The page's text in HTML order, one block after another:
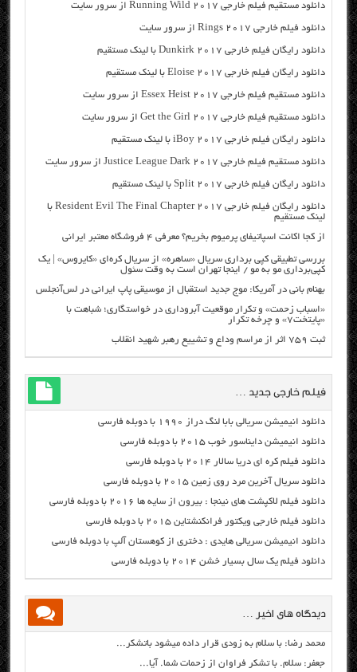
دانلود مستقیم فیلم خارجی Running Wild 2017 از سرور سایت
دانلود فیلم خارجی Rings 2017 از سرور سایت
دانلود رایگان فیلم خارجی Dunkirk 2017 با لینک مستقیم
دانلود رایگان فیلم خارجی Eloise 2017 با لینک مستقیم
دانلود مستقیم فیلم خارجی Essex Heist 2017 از سرور سایت
دانلود مستقیم فیلم خارجی Get the Girl 2017 از سرور سایت
دانلود رایگان فیلم خارجی iBoy 2017 با لینک مستقیم
دانلود مستقیم فیلم خارجی Justice League Dark 2017 از سرور سایت
دانلود رایگان فیلم خارجی Split 2017 با لینک مستقیم
دانلود رایگان فیلم خارجی Resident Evil The Final Chapter 2017 با
لینک مستقیم
از کجا اکانت اسپاتیفای پرمیوم بخریم؟ معرفی ۴ فروشگاه معتبر ایرانی
بررسی تطبیقی کپی برداری سریال «ساهره» از سریال کره‌ای «کایروس» | یک
کپی‌برداری مو به مو / اینجا تهران است به وقت سئول
بهنام بانی در آمریکا: موج جدید استقبال از موسیقی پاپ ایرانی در لس‌آنجلس
«اسباب زحمت» و تکرار موقعیت آبروداری در خواستگاری؛ شباهت با
«پایتخت۷» و چرخه تکرار
ثبت ۷۵۹ اثر از مراسم وداع و تشییع رهبر شهید انقلاب
فیلم خارجی جدید …
دانلود انیمیشن سریالی بابا لنگ دراز ۱۹۹۰ با دوبله فارسی
دانلود انیمیشن دایناسور خوب ۲۰۱۵ با دوبله فارسی
دانلود فیلم کره ای دریا سالار ۲۰۱۴ با دوبله فارسی
دانلود سریال آخرین مرد روی زمین ۲۰۱۵ با دوبله فارسی
دانلود فیلم لاکپشت های نینجا : بیرون از سایه ها ۲۰۱۶ با دوبله فارسی
دانلود فیلم خارجی ویکتور فرانکنشتاین ۲۰۱۵ با دوبله فارسی
دانلود انیمیشن سریالی هایدی : دختری از کوهستان آلپ با دوبله فارسی
دانلود فیلم یک سال بسیار خشن ۲۰۱۴ با دوبله فارسی
دیدگاه های اخیر …
محمد رضا: با سلام به زودی قرار داده میشود باتشکر...
جعفر: سلام. با تشکر فراوان از زحمات شما. آیا...